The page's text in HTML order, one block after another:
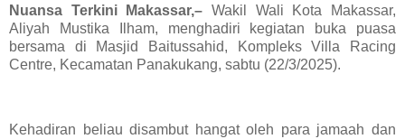
Nuansa Terkini Makassar,– Wakil Wali Kota Makassar,
Aliyah Mustika Ilham, menghadiri kegiatan buka puasa
bersama di Masjid Baitussahid, Kompleks Villa Racing
Centre, Kecamatan Panakukang, sabtu (22/3/2025).
Kehadiran beliau disambut hangat oleh para jamaah dan